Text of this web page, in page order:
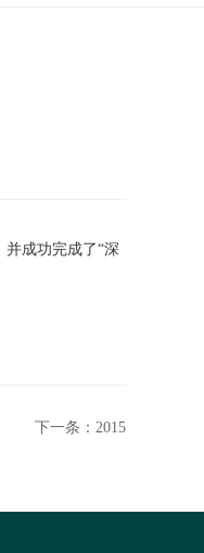
成功完成了“深
下一条：2015